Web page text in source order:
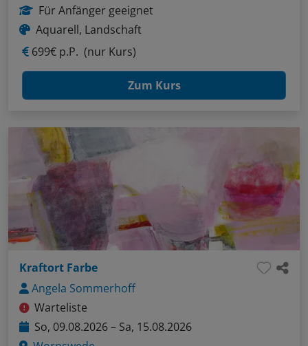
Für Anfänger geeignet
Aquarell, Landschaft
699€ p.P. (nur Kurs)
Zum Kurs
Kraftort Farbe
Angela Sommerhoff
Warteliste
So, 09.08.2026 – Sa, 15.08.2026